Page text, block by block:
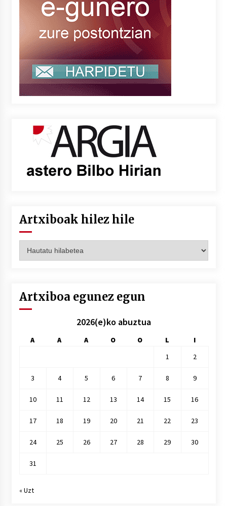
Artxiboak hilez hile
hilez
Artxiboa egunez egun
2026(e)ko abuztua
A A A O O L
I
1
2
3 4 5 6 7 8 9
10 11 12 13 14 15 16
17 18 19 20 21 22 23
24 25 26 27 28 29 30
31
« Uzt